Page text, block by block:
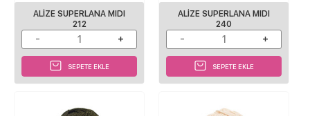
ALİZE SUPERLANA MIDI
212
SEPETE EKLE
ALİZE SUPERLANA MIDI
240
SEPETE EKLE